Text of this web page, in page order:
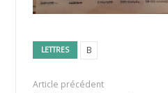
LETTRES B
Article précédent